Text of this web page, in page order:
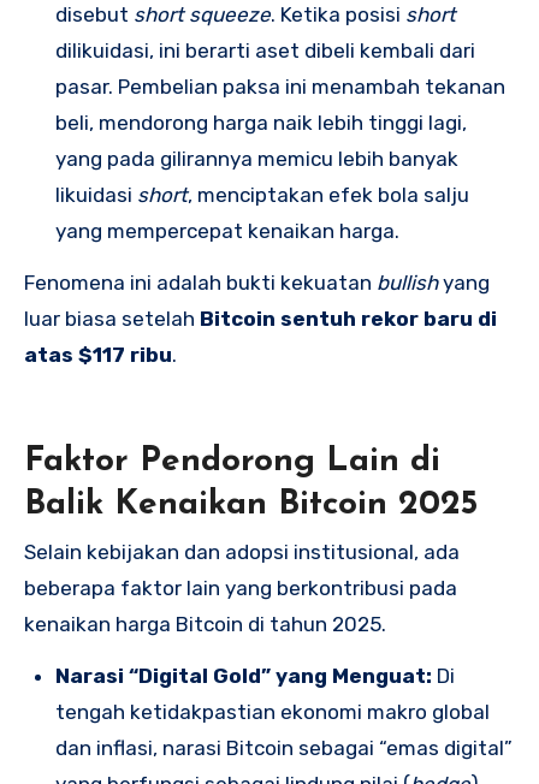
disebut short squeeze. Ketika posisi short
dilikuidasi, ini berarti aset dibeli kembali dari
pasar. Pembelian paksa ini menambah tekanan
beli, mendorong harga naik lebih tinggi lagi,
yang pada gilirannya memicu lebih banyak
likuidasi short, menciptakan efek bola salju
yang mempercepat kenaikan harga.
Fenomena ini adalah bukti kekuatan bullishyang
luar biasa setelah Bitcoin sentuh rekor baru di
atas $117 ribu.
Faktor Pendorong Lain di
Balik Kenaikan Bitcoin 2025
Selain kebijakan dan adopsi institusional, ada
beberapa faktor lain yang berkontribusi pada
kenaikan harga Bitcoin di tahun 2025.
Narasi “Digital Gold” yang Menguat: Di
tengah ketidakpastian ekonomi makro global
dan inflasi, narasi Bitcoin sebagai “emas digital”